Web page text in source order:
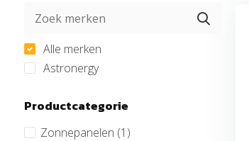
Alle merken
Astronergy
Productcategorie
Zonnepanelen (1)